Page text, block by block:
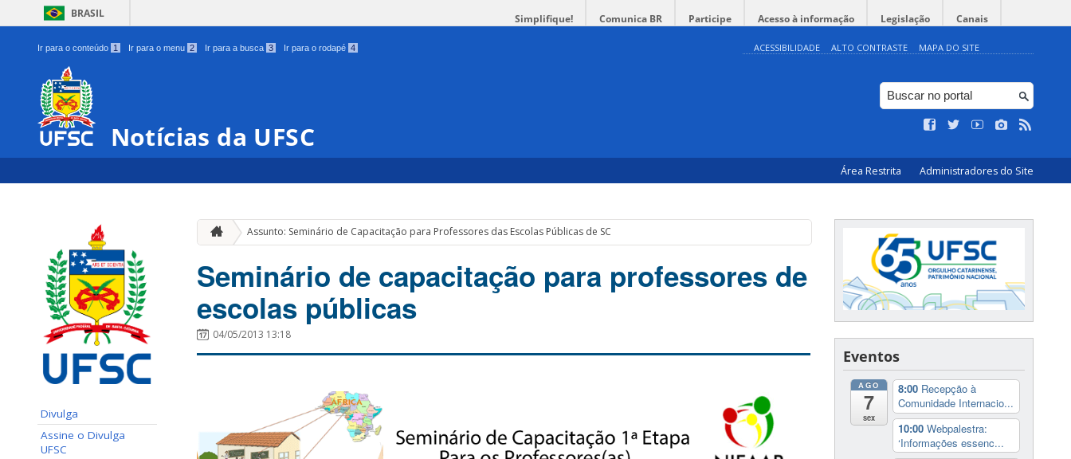
BRASIL Simplifique! Comunica BR Participe Acesso à informação Legislação Canais
Ir para o conteúdo 1 Ir para o menu 2 Ir para a busca 3 Ir para o rodapé 4 ACESSIBILIDADE ALTO CONTRASTE MAPA DO SITE
Notícias da UFSC
Área Restrita Administradores do Site
Divulga
Assine o Divulga
UFSC
Assunto: Seminário de Capacitação para Professores das Escolas Públicas de SC
Seminário de capacitação para professores de
escolas públicas
04/05/2013 13:18
Eventos
AGO
7
sex
8:00 Recepção à
Comunidade Internacio...
10:00 Webpalestra:
‘Informações essenc...